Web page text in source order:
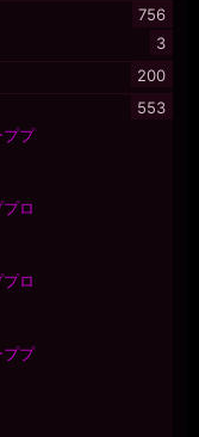
756
3
200
553